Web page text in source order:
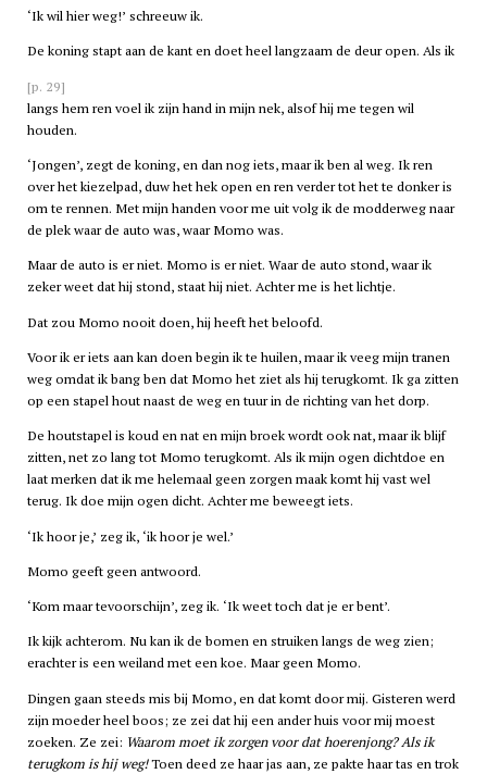
‘Ik wil hier weg!’ schreeuw ik.
De koning stapt aan de kant en doet heel langzaam de deur open. Als ik
[p. 29]
langs hem ren voel ik zijn hand in mijn nek, alsof hij me tegen wil
houden.
‘Jongen’, zegt de koning, en dan nog iets, maar ik ben al weg. Ik ren
over het kiezelpad, duw het hek open en ren verder tot het te donker is
om te rennen. Met mijn handen voor me uit volg ik de modderweg naar
de plek waar de auto was, waar Momo was.
Maar de auto is er niet. Momo is er niet. Waar de auto stond, waar ik
zeker weet dat hij stond, staat hij niet. Achter me is het lichtje.
Dat zou Momo nooit doen, hij heeft het beloofd.
Voor ik er iets aan kan doen begin ik te huilen, maar ik veeg mijn tranen
weg omdat ik bang ben dat Momo het ziet als hij terugkomt. Ik ga zitten
op een stapel hout naast de weg en tuur in de richting van het dorp.
De houtstapel is koud en nat en mijn broek wordt ook nat, maar ik blijf
zitten, net zo lang tot Momo terugkomt. Als ik mijn ogen dichtdoe en
laat merken dat ik me helemaal geen zorgen maak komt hij vast wel
terug. Ik doe mijn ogen dicht. Achter me beweegt iets.
‘Ik hoor je,’ zeg ik, ‘ik hoor je wel.’
Momo geeft geen antwoord.
‘Kom maar tevoorschijn’, zeg ik. ‘Ik weet toch dat je er bent’.
Ik kijk achterom. Nu kan ik de bomen en struiken langs de weg zien;
erachter is een weiland met een koe. Maar geen Momo.
Dingen gaan steeds mis bij Momo, en dat komt door mij. Gisteren werd
zijn moeder heel boos; ze zei dat hij een ander huis voor mij moest
zoeken. Ze zei: Waarom moet ik zorgen voor dat hoerenjong? Als ik
terugkom is hij weg!Toen deed ze haar jas aan, ze pakte haar tas en trok